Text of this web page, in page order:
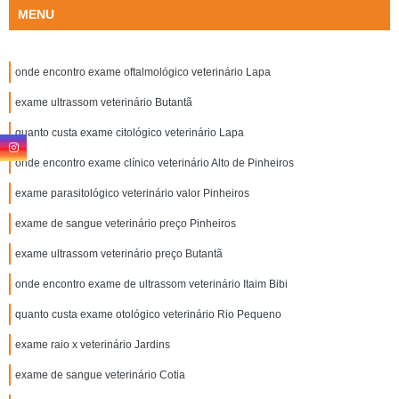
MENU
onde encontro exame oftalmológico veterinário Lapa
exame ultrassom veterinário Butantã
quanto custa exame citológico veterinário Lapa
onde encontro exame clínico veterinário Alto de Pinheiros
exame parasitológico veterinário valor Pinheiros
exame de sangue veterinário preço Pinheiros
exame ultrassom veterinário preço Butantã
onde encontro exame de ultrassom veterinário Itaim Bibi
quanto custa exame otológico veterinário Rio Pequeno
exame raio x veterinário Jardins
exame de sangue veterinário Cotia